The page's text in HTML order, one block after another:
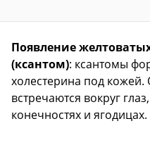
Появление
(ксантом): ксантомы
холестерина под
встречаются вокруг
конечностях и ягодицах.